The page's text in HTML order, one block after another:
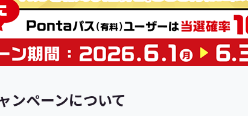
ンペーンについて